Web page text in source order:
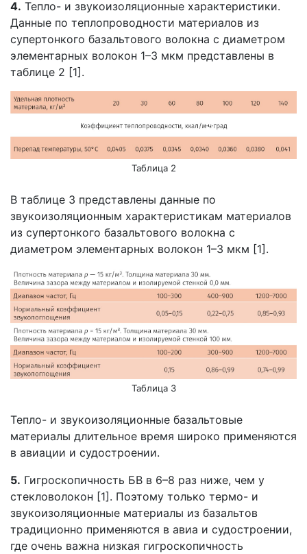
4. Тепло- и звукоизоляционные характеристики.
Данные по теплопроводности материалов из
супертонкого базальтового волокна с диаметром
элементарных волокон 1–3 мкм представлены в
таблице 2 [1].
Таблица 2
В таблице 3 представлены данные по
звукоизоляционным характеристикам материалов
из супертонкого базальтового волокна с
диаметром элементарных волокон 1–3 мкм [1].
Таблица 3
Тепло- и звукоизоляционные базальтовые
материалы длительное время широко применяются
в авиации и судостроении.
5. Гигроскопичность БВ в 6–8 раз ниже, чем у
стекловолокон [1]. Поэтому только термо- и
звукоизоляционные материалы из базальтов
традиционно применяются в авиа и судостроении,
где очень важна низкая гигроскопичность